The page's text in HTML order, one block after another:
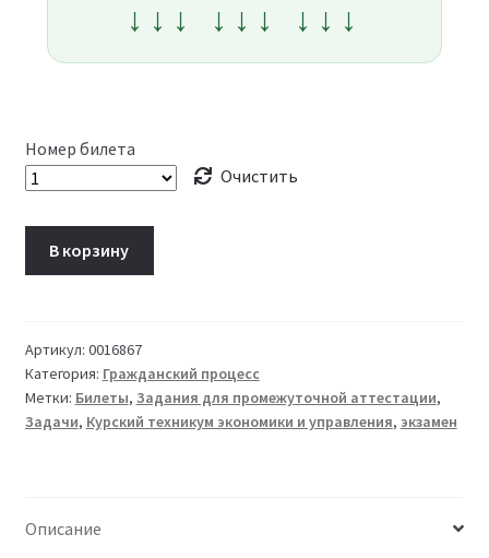
↓↓↓ ↓↓↓ ↓↓↓
Номер билета
Очистить
В корзину
Артикул: 0016867
Категория: Гражданский процесс
Метки: Билеты, Задания для промежуточной аттестации,
Задачи, Курский техникум экономики и управления, экзамен
Описание